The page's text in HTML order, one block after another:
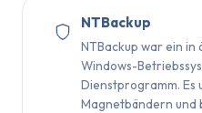
NTBackup
NTBackup war ein in
Windows-
Dienstprogramm. Es
Magnetbändern und